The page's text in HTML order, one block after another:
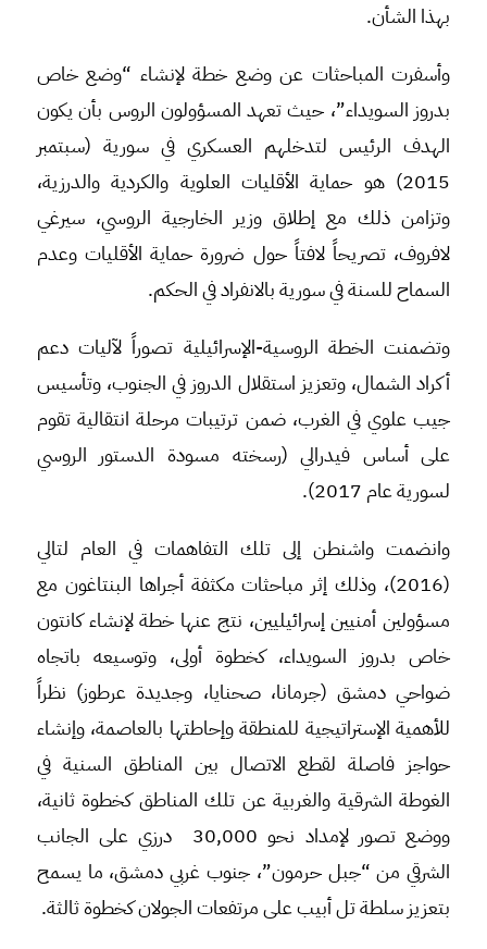
بهذا الشأن.
وأسفرت المباحثات عن وضع خطة لإنشاء “وضع خاص
بدروز السويداء”، حيث تعهد المسؤولون الروس بأن يكون
الهدف الرئيس لتدخلهم العسكري في سورية (سبتمبر
2015) هو حماية الأقليات العلوية والكردية والدرزية،
وتزامن ذلك مع إطلاق وزير الخارجية الروسي، سيرغي
لافروف، تصريحاً لافتاً حول ضرورة حماية الأقليات وعدم
السماح للسنة في سورية بالانفراد في الحكم.
وتضمنت الخطة الروسية-الإسرائيلية تصوراً لآليات دعم
أكراد الشمال، وتعزيز استقلال الدروز في الجنوب، وتأسيس
جيب علوي في الغرب، ضمن ترتيبات مرحلة انتقالية تقوم
على أساس فيدرالي (رسخته مسودة الدستور الروسي
لسورية عام 2017).
وانضمت واشنطن إلى تلك التفاهمات في العام لتالي
(2016)، وذلك إثر مباحثات مكثفة أجراها البنتاغون مع
مسؤولين أمنيين إسرائيليين، نتج عنها خطة لإنشاء كانتون
خاص بدروز السويداء، كخطوة أولى، وتوسيعه باتجاه
ضواحي دمشق (جرمانا، صحنايا، وجديدة عرطوز) نظراً
للأهمية الإستراتيجية للمنطقة وإحاطتها بالعاصمة، وإنشاء
حواجز فاصلة لقطع الاتصال بين المناطق السنية في
الغوطة الشرقية والغربية عن تلك المناطق كخطوة ثانية،
ووضع تصور لإمداد نحو 30,000 درزي على الجانب
الشرقي من “جبل حرمون”، جنوب غربي دمشق، ما يسمح
بتعزيز سلطة تل أبيب على مرتفعات الجولان كخطوة ثالثة.